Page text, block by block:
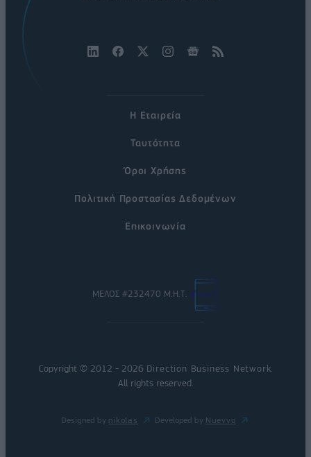
Η Εταιρεία
Ταυτότητα
Όροι Χρήσης
Πολιτική Προστασίας Δεδομένων
Επικοινωνία
ΜΕΛΟΣ #232470 Μ.Η.Τ.
Copyright © 2012 - 2026 Direction Business Network
All rights reserved.
Designed by nikolas Developed by Nuevvo